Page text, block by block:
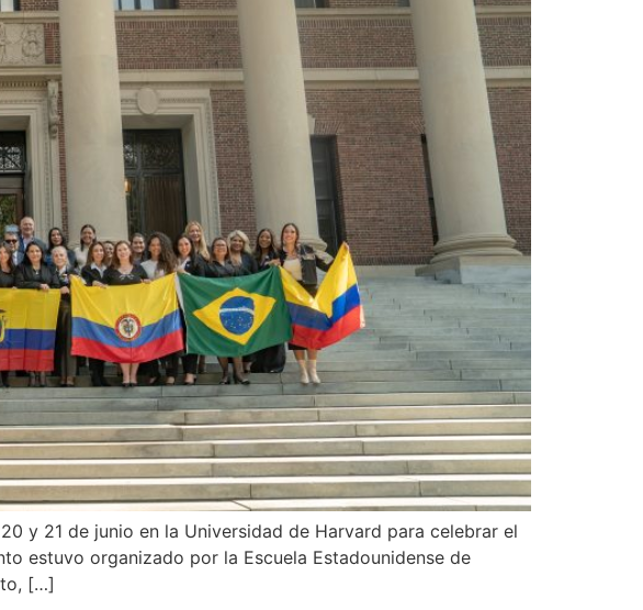
y 21 de junio en la Universidad de Harvard para celebrar el
estuvo organizado por la Escuela Estadounidense de
[…]